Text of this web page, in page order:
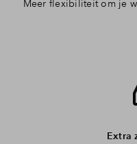
Meer flexibiliteit om je
Extra